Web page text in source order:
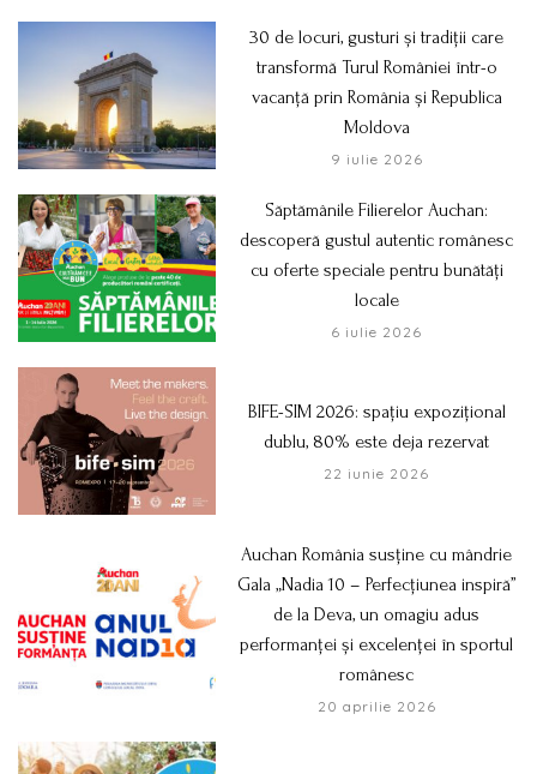
30 de locuri, gusturi și tradiții care
transformă Turul României într-o
vacanță prin România și Republica
Moldova
9 iulie 2026
Săptămânile Filierelor Auchan:
descoperă gustul autentic românesc
cu oferte speciale pentru bunătăți
locale
6 iulie 2026
BIFE-SIM 2026: spațiu expozițional
dublu, 80% este deja rezervat
22 iunie 2026
Auchan România susține cu mândrie
Gala „Nadia 10 – Perfecțiunea inspiră”
de la Deva, un omagiu adus
performanței și excelenței în sportul
românesc
20 aprilie 2026